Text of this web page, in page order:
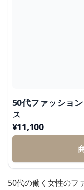
50代ファッショ
ス
¥11,100
50代の働く女性のフ